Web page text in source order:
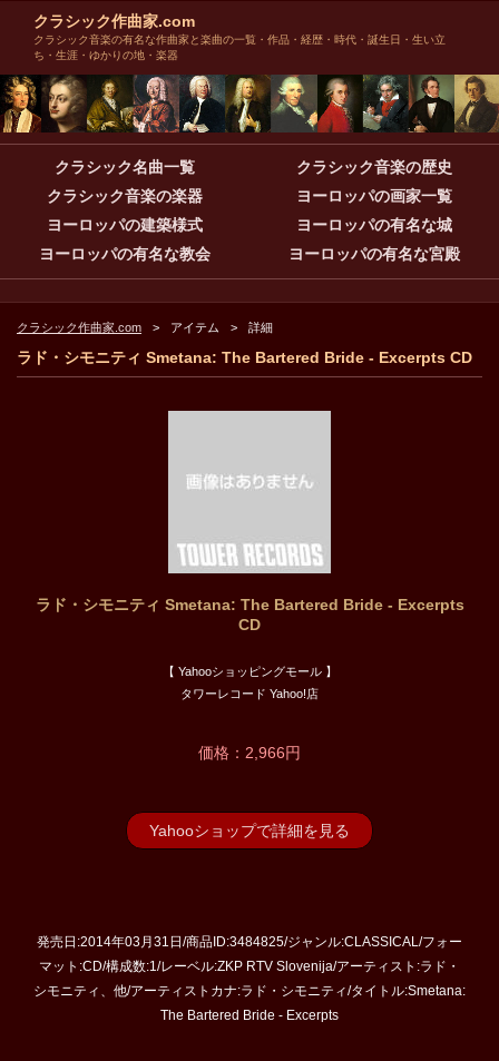
クラシック作曲家.com
クラシック音楽の有名な作曲家と楽曲の一覧・作品・経歴・時代・誕生日・生い立
ち・生涯・ゆかりの地・楽器
クラシック名曲一覧
クラシック音楽の歴史
クラシック音楽の楽器
ヨーロッパの画家一覧
ヨーロッパの建築様式
ヨーロッパの有名な城
ヨーロッパの有名な教会
ヨーロッパの有名な宮殿
クラシック作曲家.com アイテム 詳細
ラド・シモニティ Smetana: The Bartered Bride - Excerpts CD
ラド・シモニティ Smetana: The Bartered Bride - Excerpts
CD
【 Yahooショッピングモール 】
タワーレコード Yahoo!店
価格：2,966円
Yahooショップで詳細を見る
発売日:2014年03月31日/商品ID:3484825/ジャンル:CLASSICAL/フォー
マット:CD/構成数:1/レーベル:ZKP RTV Slovenija/アーティスト:ラド・
シモニティ、他/アーティストカナ:ラド・シモニティ/タイトル:Smetana:
The Bartered Bride - Excerpts